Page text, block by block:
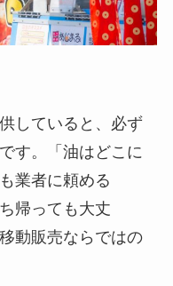
していると、必ず
です。「油はどこに
業者に頼める
帰っても大丈
動販売ならではの